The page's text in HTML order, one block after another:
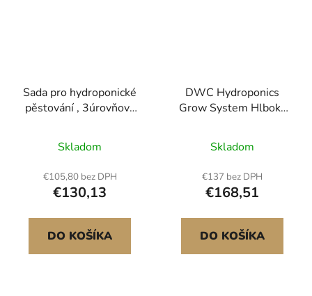
Sada pro hydroponické
pěstování , 3úrovňová
sada z UPVC potrubí
pro 108 míst s
časovaným
zavlažováním, potrubím
blokujícím slunce a
světlo, sady pro
pěstování zeleniny v
Skladom
€105,80 bez DPH
€130,13
DO KOŠÍKA
DWC Hydroponics
Grow System Hlboká
so vzduchovým
čerpadlom
Skladom
€137 bez DPH
€168,51
DO KOŠÍKA